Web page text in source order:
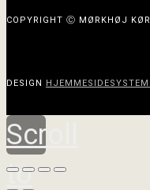
COPYRIGHT Ⓒ MØRKHØJ
DESIGN
Scroll
to